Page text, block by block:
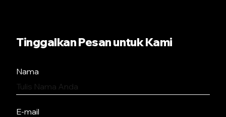
Tinggalkan Pesan untuk Kami
Nama
E-mail